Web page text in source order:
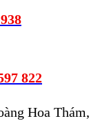
822
Hoa Thám,